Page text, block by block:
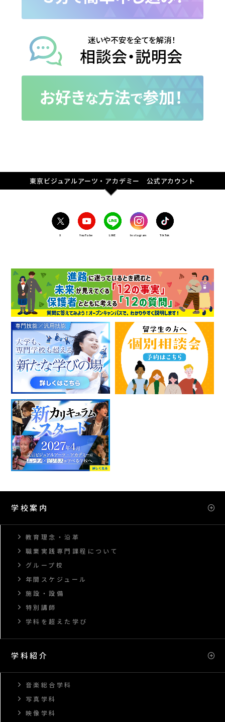
東京ビジュアルアーツ・アカデミー 公式アカウント
X YouTube LINE Instagram TikTok
学校案内
教育理念・沿革
職業実践専門課程について
グループ校
年間スケジュール
施設・設備
特別講師
学科を超えた学び
学科紹介
音楽総合学科
写真学科
映像学科